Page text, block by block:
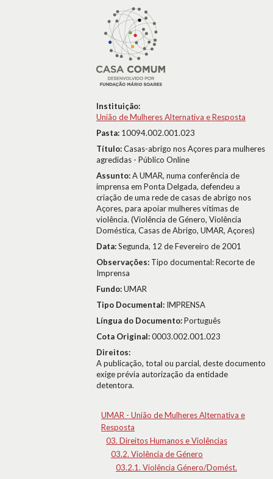
Instituição:
União de Mulheres Alternativa e Resposta
Pasta: 10094.002.001.023
Título:Casas-abrigo nos Açores para mulheres
agredidas - Público Online
Assunto:A UMAR, numa conferência de
imprensa em Ponta Delgada, defendeu a
criação de uma rede de casas de abrigo nos
Açores, para apoiar mulheres vítimas de
violência. (Violência de Género, Violência
Doméstica, Casas de Abrigo, UMAR, Açores)
Data:Segunda, 12 de Fevereiro de 2001
Observações: Tipo documental: Recorte de
Imprensa
Fundo:UMAR
Tipo Documental: IMPRENSA
Língua do Documento:Português
Cota Original:0003.002.001.023
Direitos:
A publicação, total ou parcial, deste documento
exige prévia autorização da entidade
detentora.
UMAR - União de Mulheres Alternativa e
Resposta
03. Direitos Humanos e Violências
03.2. Violência de Género
03.2.1. Violência Género/Domést.